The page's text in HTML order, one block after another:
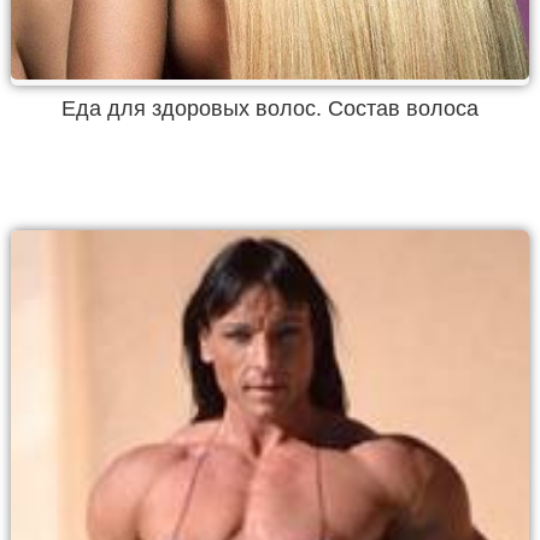
Еда для здоровых волос. Состав волоса